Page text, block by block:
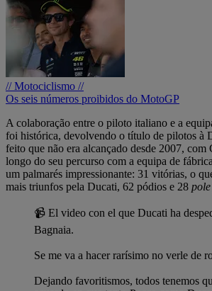
// Motociclismo //
Os seis números proibidos do MotoGP
A colaboração entre o piloto italiano e a
foi histórica, devolvendo o título de pilotos à
feito que não era alcançado desde 2007, com
longo do seu percurso com a equipa de
um palmarés impressionante: 31 vitórias, o
mais triunfos pela Ducati, 62 pódios e 28
📹 El video con el que Ducati ha
Bagnaia.
Se me va a hacer rarísimo no verle de
Dejando favoritismos, todos tenemos